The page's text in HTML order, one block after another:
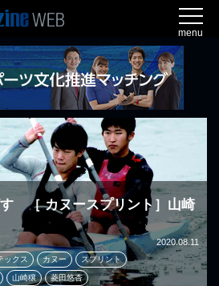
menu
［ カヌースプリント］山崎
2020.08.11
ックス カヌー スプリント
山崎穣 菱田悠杏